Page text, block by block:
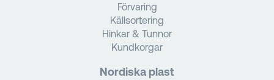
Förvaring
Källsortering
Hinkar & Tunnor
Kundkorgar
Nordiska plast